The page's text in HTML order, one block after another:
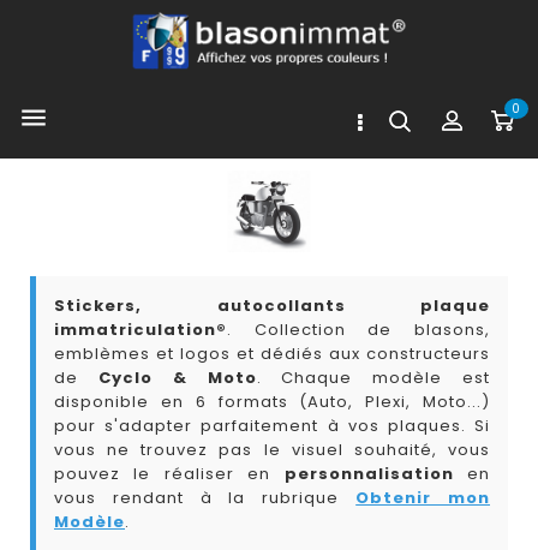
 0
Stickers, autocollants plaque
immatriculation®. Collection de blasons,
emblèmes et logos et dédiés aux constructeurs
de Cyclo & Moto. Chaque modèle est
disponible en 6 formats (Auto, Plexi, Moto...)
pour s'adapter parfaitement à vos plaques. Si
vous ne trouvez pas le visuel souhaité, vous
pouvez le réaliser en personnalisation en
vous rendant à la rubrique Obtenir mon
Modèle.